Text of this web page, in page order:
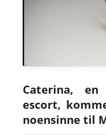
Caterina,
escort,
noensinne til